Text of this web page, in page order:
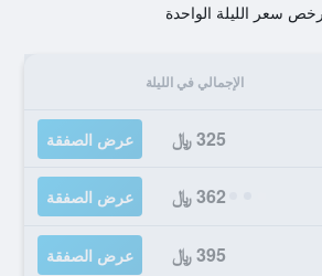
سعر الليلة الواحدة
الإجمالي في الليلة
325 ﷼ عرض الصفقة
362 ﷼ عرض الصفقة
395 ﷼ عرض الصفقة